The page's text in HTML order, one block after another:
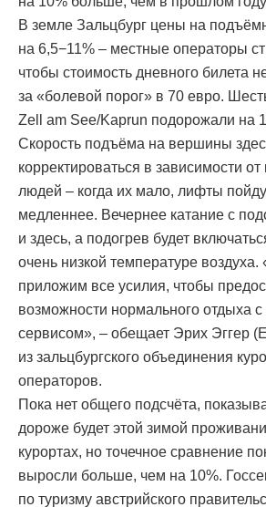
В земле Зальцбург цены на
на 6,5−11% – местные операторы
чтобы стоимость дневного билета
за «болевой порог» в 70 евро.
Zell am See/Kaprun подорожали на
Скорость подъёма на вершины
корректироваться в зависимости от
людей – когда их мало, лифты
медленнее. Вечернее катание с
и здесь, а подогрев будет
очень низкой температуре
приложим все усилия, чтобы
возможности нормального отдыха
сервисом», – обещает Эрих Эггер
из зальцбургского объединения
операторов.
Пока нет общего подсчёта,
дороже будет этой зимой
курортах, но точечное сравнение
выросли больше, чем на 10%.
по туризму австрийского